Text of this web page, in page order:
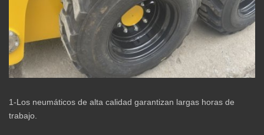
1-Los neumáticos de alta calidad garantizan largas horas de
trabajo.